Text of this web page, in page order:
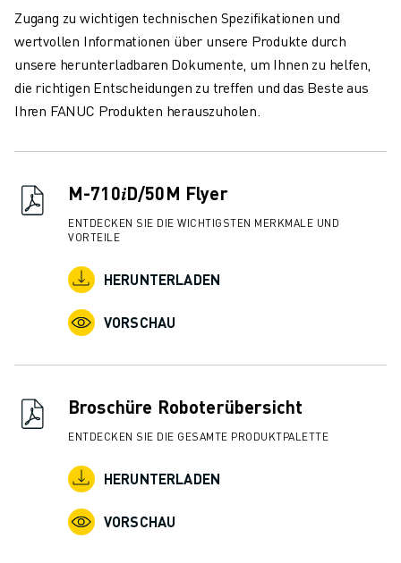
Zugang zu wichtigen technischen Spezifikationen und
wertvollen Informationen über unsere Produkte durch
unsere herunterladbaren Dokumente, um Ihnen zu helfen,
die richtigen Entscheidungen zu treffen und das Beste aus
Ihren FANUC Produkten herauszuholen.
M-710𝑖D/50M Flyer
ENTDECKEN SIE DIE WICHTIGSTEN MERKMALE UND
VORTEILE
HERUNTERLADEN
VORSCHAU
Broschüre Roboterübersicht
ENTDECKEN SIE DIE GESAMTE PRODUKTPALETTE
HERUNTERLADEN
VORSCHAU